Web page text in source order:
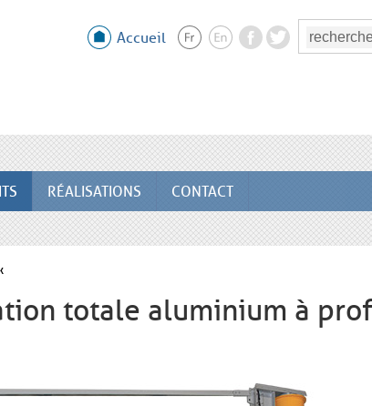
Accueil
RÉALISATIONS CONTACT
totale aluminium à